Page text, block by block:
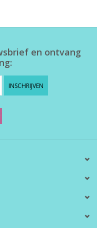
en ontvang
INSCHRIJVEN